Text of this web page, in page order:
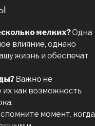
мелких?Одна
влияние, однако
жизнь и обеспечат
Важно не
их как возможность
момент, когда